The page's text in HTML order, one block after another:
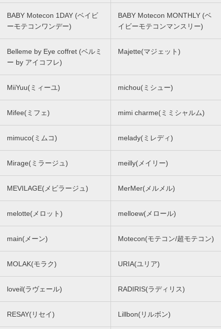
BABY Motecon 1DAY (ベイビ
ーモテコンワンデー)
BABY Motecon MONTHLY (ベ
イビーモテコンマンスリー)
Belleme by Eye coffret (ベルミ
ー by アイコフレ)
Majette(マジェット)
MiiYuu(ミィーユ) michou(ミシュー)
Mifee(ミフェ) mimi charme(ミミシャルム)
mimuco(ミムコ) melady(ミレディ)
Mirage(ミラージュ) meilly(メイリー)
MEVILAGE(メビラージュ) MerMer(メルメル)
melotte(メロット) melloew(メロール)
main(メーン) Motecon(モテコン/超モテコン)
MOLAK(モラク) URIA(ユリア)
loveil(ラヴェール) RADIRIS(ラディリス)
RESAY(リセイ) Lillbon(リルボン)